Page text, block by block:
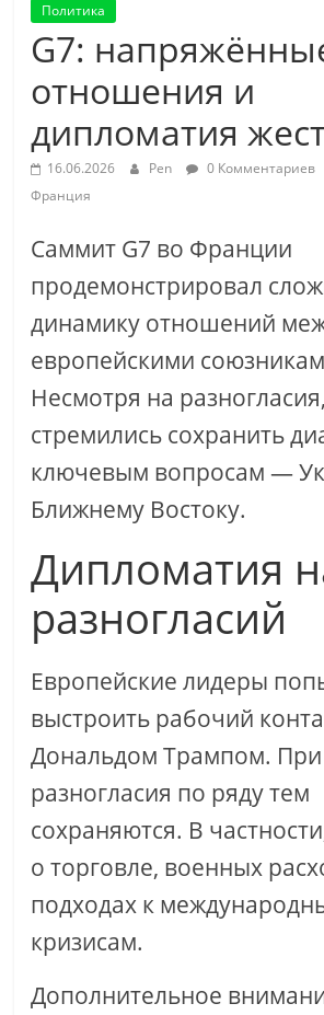
Политика
G7:
отношения и
дипломатия
16.06.2026 Pen 0 Комментариев
Франция
Саммит G7 во Франции
продемонстрировал
динамику отношений
европейскими
Несмотря на
стремились сохранить
ключевым вопросам —
Ближнему Востоку.
Дипломатия
разногласий
Европейские лидеры
выстроить рабочий
Дональдом Трампом. При
разногласия по ряду тем
сохраняются. В
о торговле, военных
подходах к
кризисам.
Дополнительное